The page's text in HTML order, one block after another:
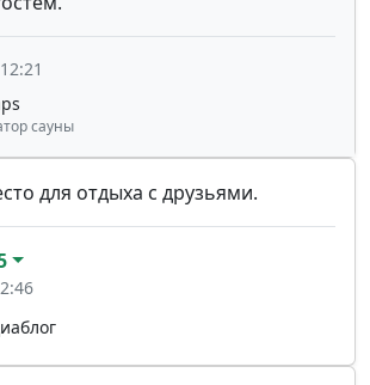
сауны
для отдыха с друзьями.